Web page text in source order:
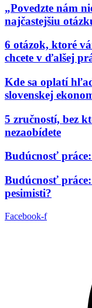
„Povedzte nám
najčastejšiu
6 otázok, ktoré
chcete v ďalšej
Kde sa oplatí
slovenskej
5 zručností, bez
nezaobídete
Budúcnosť
Budúcnosť
pesimisti?
Facebook-f